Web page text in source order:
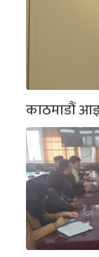
काठमाडौं